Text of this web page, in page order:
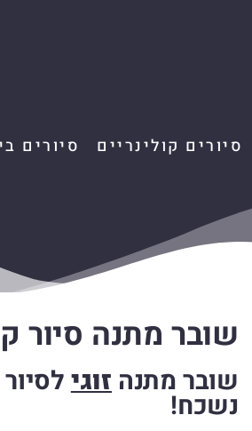
סיורים קולינריים סיורים
שובר מתנה סיור
שובר מתנה זוגילסיור
נשכח!